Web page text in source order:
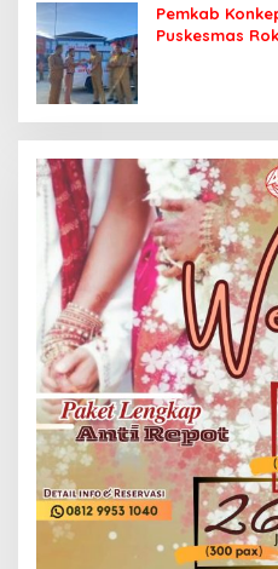
Pemkab
Puskesmas